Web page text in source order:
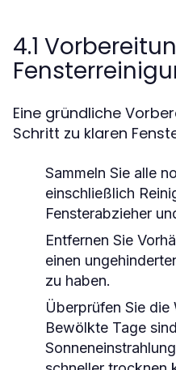
4.1
Eine gründliche
Schritt zu klaren
Sammeln Sie alle
einschließlich
Fensterabzieher
Entfernen Sie
einen
zu haben.
Überprüfen Sie die
Bewölkte Tage